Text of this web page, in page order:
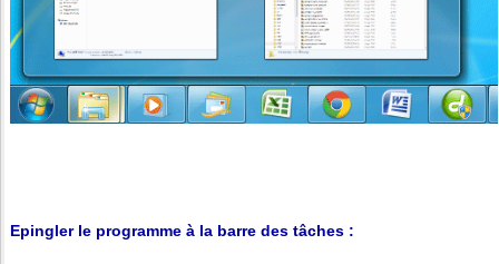
Epingler le programme à la barre des tâches :